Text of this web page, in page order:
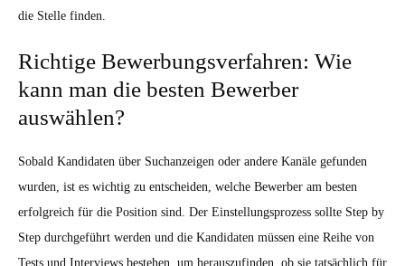
die Stelle finden.
Richtige Bewerbungsverfahren: Wie
kann man die besten Bewerber
auswählen?
Sobald Kandidaten über Suchanzeigen oder andere Kanäle gefunden
wurden, ist es wichtig zu entscheiden, welche Bewerber am besten
erfolgreich für die Position sind. Der Einstellungsprozess sollte Step by
Step durchgeführt werden und die Kandidaten müssen eine Reihe von
Tests und Interviews bestehen, um herauszufinden, ob sie tatsächlich für